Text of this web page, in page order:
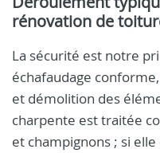
rénovation de
La sécurité est notre
échafaudage
et démolition des
charpente est traitée
et champignons ; si